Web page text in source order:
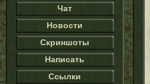
Чат
Новости
Скриншоты
Написать
Ссылки